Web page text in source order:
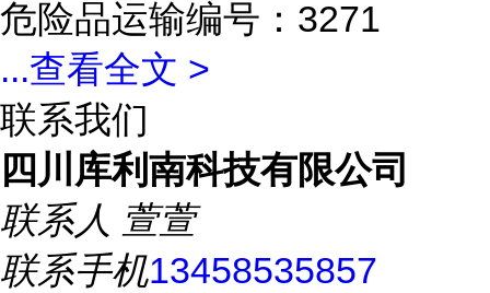
危险品运输编号：3271
...查看全文 >
联系我们
四川库利南科技有限公司
联系人 萱萱
联系手机13458535857